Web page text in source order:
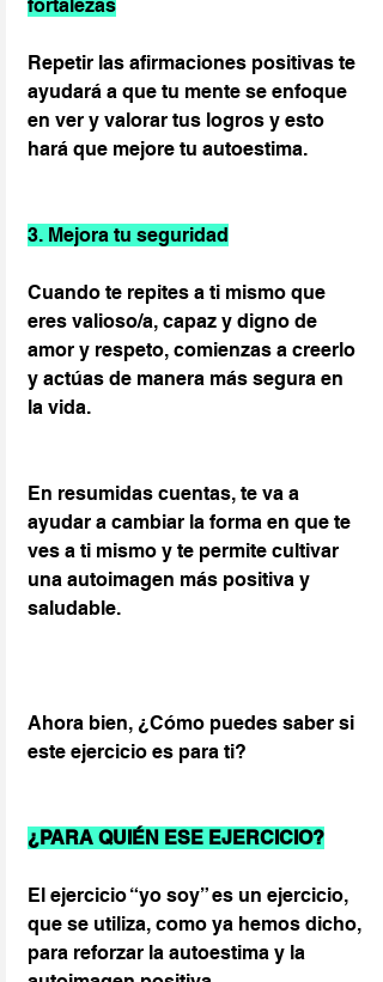
fortalezas
Repetir las afirmaciones positivas te
ayudará a que tu mente se enfoque
en ver y valorar tus logros y esto
hará que mejore tu autoestima.
3. Mejora tu seguridad
Cuando te repites a ti mismo que
eres valioso/a, capaz y digno de
amor y respeto, comienzas a creerlo
y actúas de manera más segura en
la vida.
En resumidas cuentas, te va a
ayudar a cambiar la forma en que te
ves a ti mismo y te permite cultivar
una autoimagen más positiva y
saludable.
Ahora bien, ¿Cómo puedes saber si
este ejercicio es para ti?
¿PARA QUIÉN ESE EJERCICIO?
El ejercicio “yo soy” es un ejercicio,
que se utiliza, como ya hemos dicho,
para reforzar la autoestima y la